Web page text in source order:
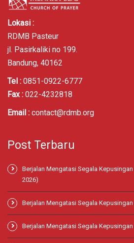
Lokasi :
RDMB Pasteur
jl. Pasirkaliki no 199.
Bandung, 40162
Tel : 0851-0922-6777
Fax : 022-4232818
Email : contact@rdmb.org
Post Terbaru
Berjalan Mengatasi Segala
2026)
Berjalan Mengatasi Segala
Berjalan Mengatasi Segala